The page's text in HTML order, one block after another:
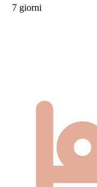
7 giorni